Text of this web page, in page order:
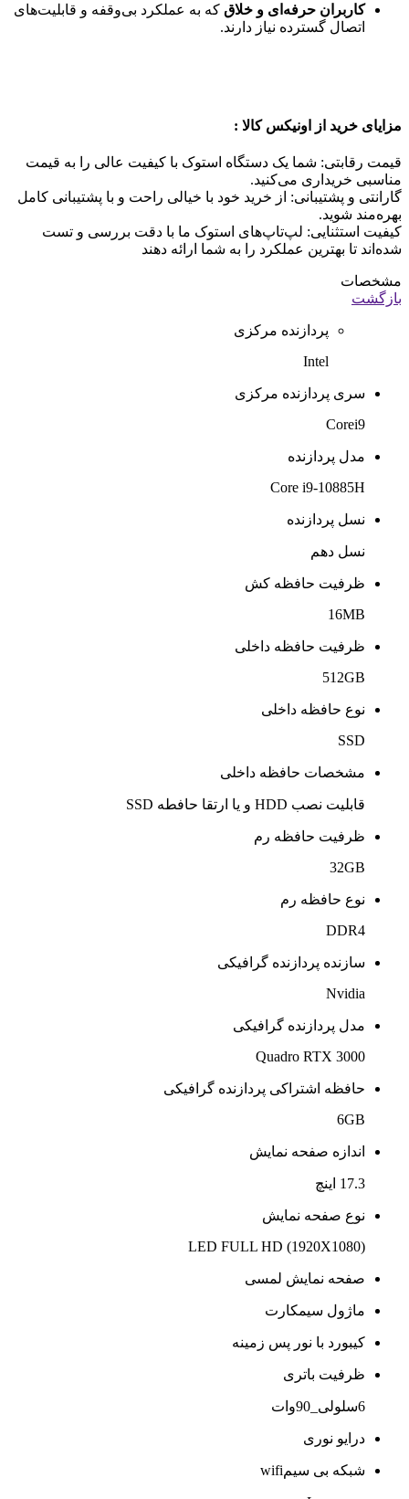
کاربران حرفه‌ای و خلاق که به عملکرد بی‌وقفه و قابلیت‌های
اتصال گسترده نیاز دارند.
مزایای خرید از اونیکس کالا :
قیمت رقابتی: شما یک دستگاه استوک با کیفیت عالی را به قیمت
مناسبی خریداری می‌کنید.
گارانتی و پشتیبانی: از خرید خود با خیالی راحت و با پشتیبانی کامل
بهره‌مند شوید.
کیفیت استثنایی: لپ‌تاپ‌های استوک ما با دقت بررسی و تست
شده‌اند تا بهترین عملکرد را به شما ارائه دهند
مشخصات
بازگشت
پردازنده مرکزی
Intel
سری پردازنده مرکزی
Corei9
مدل پردازنده
Core i9-10885H
نسل پردازنده
نسل دهم
ظرفیت حافظه کش
16MB
ظرفیت حافظه داخلی
512GB
نوع حافظه داخلی
SSD
مشخصات حافظه داخلی
قابلیت نصب HDD و یا ارتقا حافطه SSD
ظرفیت حافظه رم
32GB
نوع حافظه رم
DDR4
سازنده پردازنده گرافیکی
Nvidia
مدل پردازنده گرافیکی
Quadro RTX 3000
حافظه اشتراکی پردازنده گرافیکی
6GB
اندازه صفحه نمایش
17.3 اینچ
نوع صفحه نمایش
LED FULL HD (1920X1080)
صفحه نمایش لمسی
ماژول سیمکارت
کیبورد با نور پس زمینه
ظرفیت باتری
6سلولی_90وات
درایو نوری
شبکه بی سیمwifi